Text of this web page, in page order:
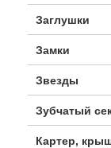
Заглушки
Замки
Звезды
Зубчатый
Картер,